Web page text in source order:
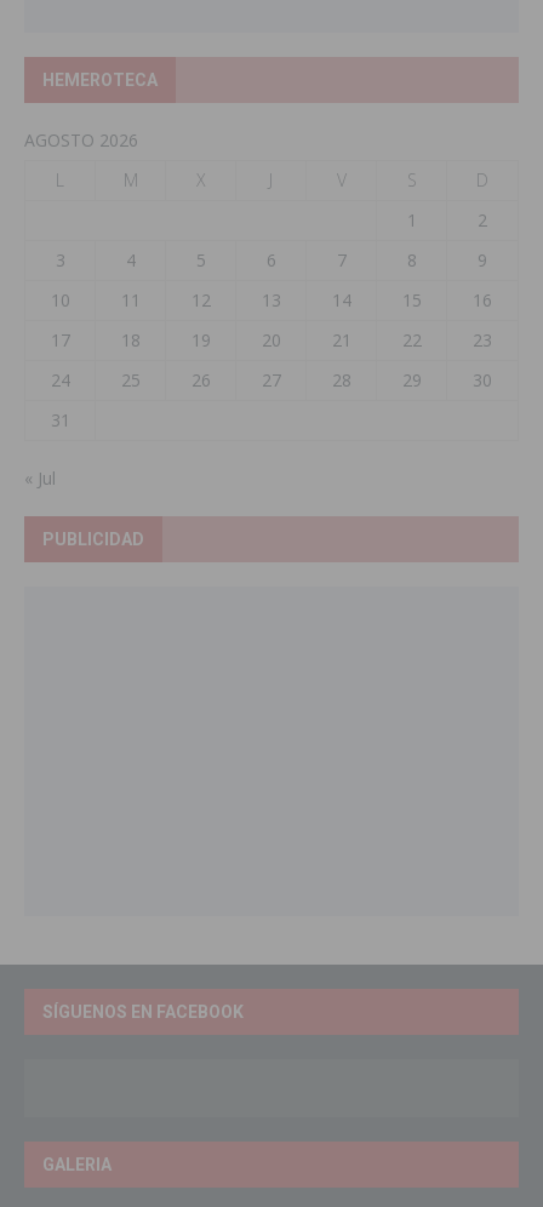
HEMEROTECA
AGOSTO 2026
L
M X J V S
D
1
2
3
4 5 6 7 8
9
10
11 12 13 14 15
16
17
18 19 20 21 22
23
24
25 26 27 28 29
30
31
« Jul
PUBLICIDAD
SÍGUENOS EN FACEBOOK
GALERIA